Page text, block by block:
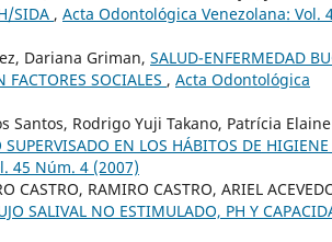
SIDA , Acta Odontológica Venezolana: Vol.
Dariana Griman, SALUD-ENFERMEDAD
SOCIALES , Acta Odontológica
Santos, Rodrigo Yuji Takano, Patrícia Elaine
EN LOS HÁBITOS DE HIGIENE
45 Núm. 4 (2007)
CASTRO, RAMIRO CASTRO, ARIEL
SALIVAL NO ESTIMULADO, PH Y